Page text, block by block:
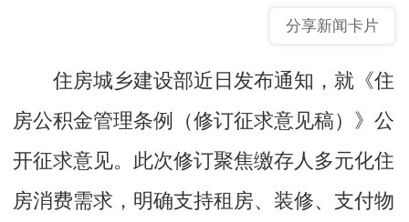
分享新闻卡片
住房城乡建设部近日发布通知，就《住
房公积金管理条例（修订征求意见稿）》公
开征求意见。此次修订聚焦缴存人多元化住
房消费需求，明确支持租房、装修、支付物